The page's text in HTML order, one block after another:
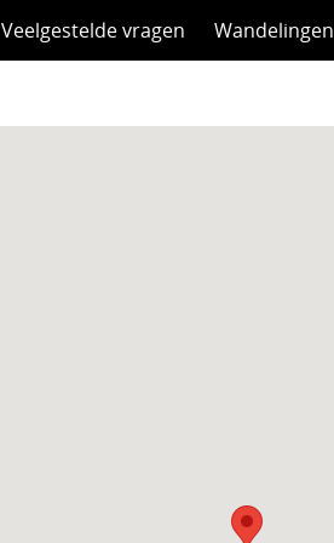
Veelgestelde vragen Wandelingen